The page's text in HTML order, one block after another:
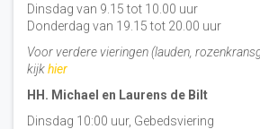
Dinsdag van 9.15 tot 10.00 uur
Donderdag van 19.15 tot 20.00 uur
Voor verdere vieringen (lauden,
kijkhier
HH. Michael en Laurens de Bilt
Dinsdag 10:00 uur, Gebedsviering